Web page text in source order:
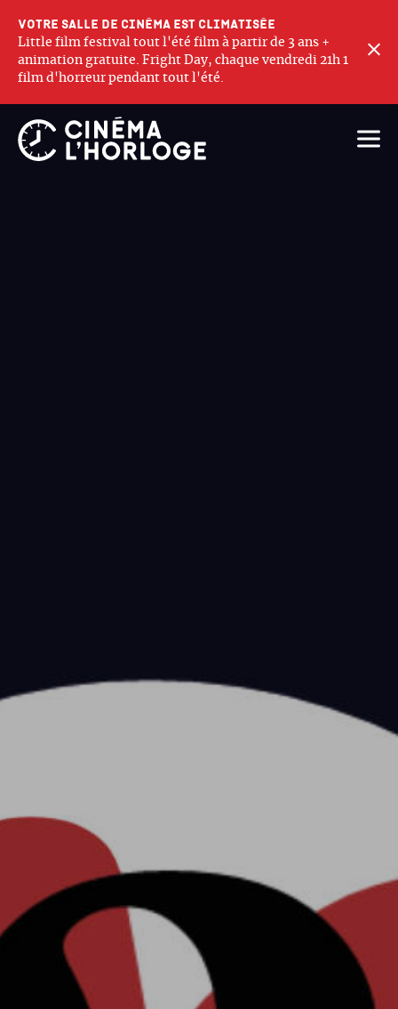
Votre salle de cinéma est climatisée
Little film festival tout l'été film à partir de 3 ans +
animation gratuite. Fright Day, chaque vendredi 21h 1
film d'horreur pendant tout l'été.